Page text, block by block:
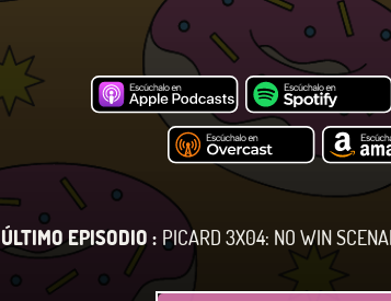
ÚLTIMO EPISODIO : PICARD 3X04: NO WIN